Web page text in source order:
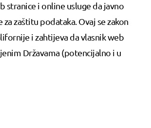
stranice i online usluge da javno
zaštitu podataka. Ovaj se zakon
i zahtijeva da vlasnik web
Državama (potencijalno i u